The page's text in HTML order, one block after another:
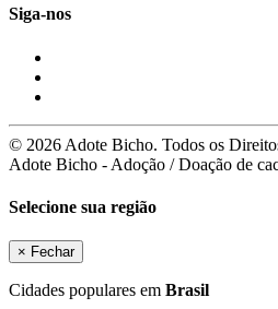
Siga-nos
© 2026 Adote Bicho. Todos os
Adote Bicho - Adoção / Doação de
Selecione sua região
× Fechar
Cidades populares em Brasil